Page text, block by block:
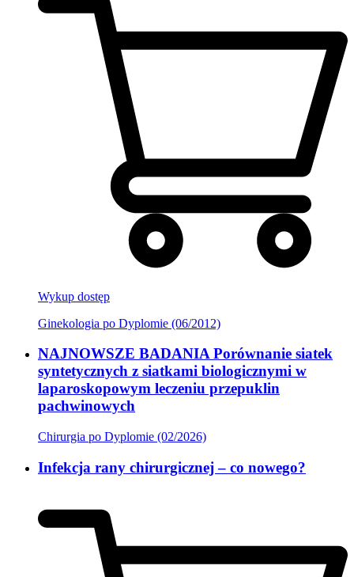
Wykup dostęp
Ginekologia po Dyplomie (06/2012)
NAJNOWSZE BADANIA Porównanie siatek
syntetycznych z siatkami biologicznymi w
laparoskopowym leczeniu przepuklin
pachwinowych
Chirurgia po Dyplomie (02/2026)
Infekcja rany chirurgicznej – co nowego?